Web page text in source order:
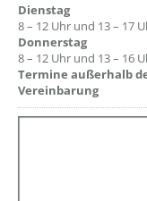
Dienstag
8 – 12 Uhr und 13 – 17
Donnerstag
8 – 12 Uhr und 13 – 16
Termine außerhalb
Vereinbarung